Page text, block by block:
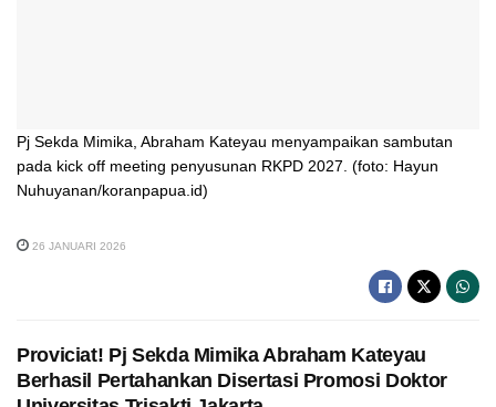
Pj Sekda Mimika, Abraham Kateyau menyampaikan sambutan
pada kick off meeting penyusunan RKPD 2027. (foto: Hayun
Nuhuyanan/koranpapua.id)
26 JANUARI 2026
Proviciat! Pj Sekda Mimika Abraham Kateyau
Berhasil Pertahankan Disertasi Promosi Doktor